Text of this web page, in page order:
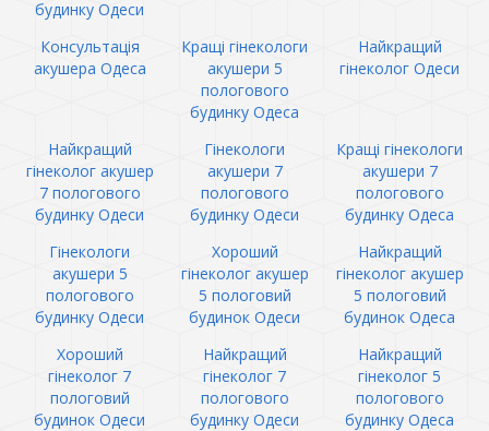
будинку Одеси
Консультація
акушера Одеса
Кращі гінекологи
акушери 5
пологового
будинку Одеса
Найкращий
гінеколог Одеси
Найкращий
гінеколог акушер
7 пологового
будинку Одеси
Гінекологи
акушери 7
пологового
будинку Одеси
Кращі гінекологи
акушери 7
пологового
будинку Одеса
Гінекологи
акушери 5
пологового
будинку Одеси
Хороший
гінеколог акушер
5 пологовий
будинок Одеси
Найкращий
гінеколог акушер
5 пологовий
будинок Одеса
Хороший
гінеколог 7
пологовий
будинок Одеси
Найкращий
гінеколог 7
пологового
будинку Одеси
Найкращий
гінеколог 5
пологового
будинку Одеса